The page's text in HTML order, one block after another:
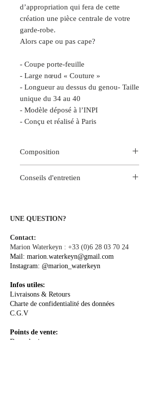
d’appropriation qui fera de cette
création une pièce centrale de votre
garde-robe.
Alors cape ou pas cape?
- Coupe porte-feuille
- Large nœud « Couture »
- Longueur au dessus du genou- Taille
unique du 34 au 40
- Modèle déposé à l’INPI
- Conçu et réalisé à Paris
Composition
Origine : Fin de rouleau de tissu de la
Conseils d'entretien
nettoyage à sec au pressing.
basse température.
UNE QUESTION?
Contact:
Marion Waterkeyn : +33 (0)6 28 03 70 24
Mail: marion.waterkeyn@gmail.com
Instagram: @marion_waterkeyn
Infos utiles:
Livraisons & Retours
Charte de confidentialité des données
C.G.V
Points de vente:
Dressologie